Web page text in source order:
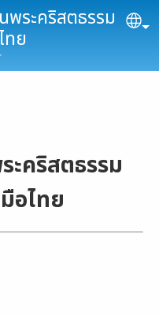
ระคริสตธรรม
ทย
ะคริสตธรรม
อไทย